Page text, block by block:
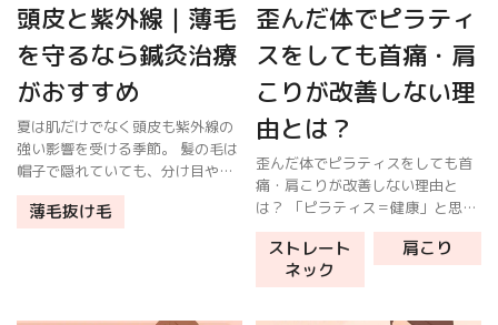
頭皮と紫外線｜薄毛
を守るなら鍼灸治療
がおすすめ
夏は肌だけでなく頭皮も紫外線の
強い影響を受ける季節。 髪の毛は
帽子で隠れていても、分け目や生
え際は意外と無防備です。 紫外線
を浴び続けると酸化ストレスが発
薄毛抜け毛
歪んだ体でピラティ
スをしても首痛・肩
こりが改善しない理
由とは？
歪んだ体でピラティスをしても首
痛・肩こりが改善しない理由と
は？ 「ピラティス＝健康」と思い
込んでいませんか？ 半年続けても
首痛・肩こりが変わらない――そ
んな30代女性の症例から、体の歪
続ける […]
ストレート
ネック
肩こり